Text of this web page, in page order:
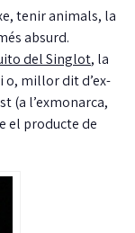
tenir animals, la
absurd.
del Singlot, la
o, millor dit d’ex-
(a l’exmonarca,
el producte de